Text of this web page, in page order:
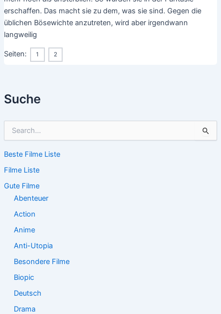
Suche
h
n
n
Beste Filme Liste
Filme Liste
Gute Filme
Abenteuer
Action
Anime
Anti-Utopia
Besondere Filme
Biopic
Deutsch
Drama
erschaffen. Das macht sie zu dem, was sie sind. Gegen die
üblichen Bösewichte anzutreten, wird aber irgendwann
langweilig
Seiten: 1 2